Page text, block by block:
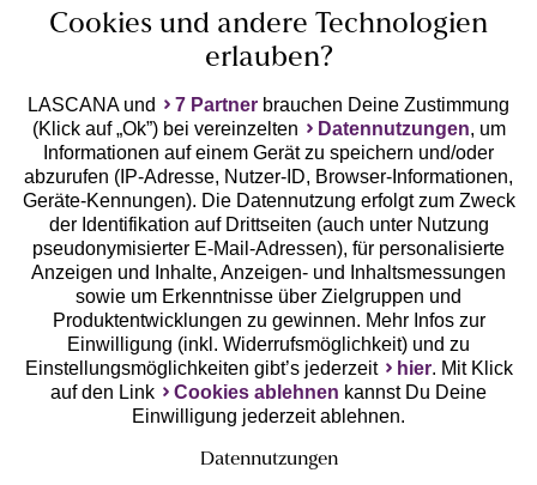
Geprüfte Sicherheit
Unsere Apps
Cookies und andere Technologien
erlauben?
LASCANA und 7 Partner brauchen Deine Zustimmung
(Klick auf „Ok”) bei vereinzelten
Datennutzungen, um
Informationen auf einem Gerät zu speichern und/oder
abzurufen (IP-Adresse, Nutzer-ID, Browser-Informationen,
Geräte-Kennungen). Die Datennutzung erfolgt zum Zweck
der Identifikation auf Drittseiten (auch unter Nutzung
pseudonymisierter E-Mail-Adressen), für personalisierte
Anzeigen und Inhalte, Anzeigen- und Inhaltsmessungen
sowie um Erkenntnisse über Zielgruppen und
Produktentwicklungen zu gewinnen. Mehr Infos zur
Einwilligung (inkl. Widerrufsmöglichkeit) und zu
Einstellungsmöglichkeiten gibt’s jederzeit
hier. Mit Klick
auf den Link
Cookies ablehnen kannst Du Deine
Einwilligung jederzeit ablehnen.
Datennutzungen